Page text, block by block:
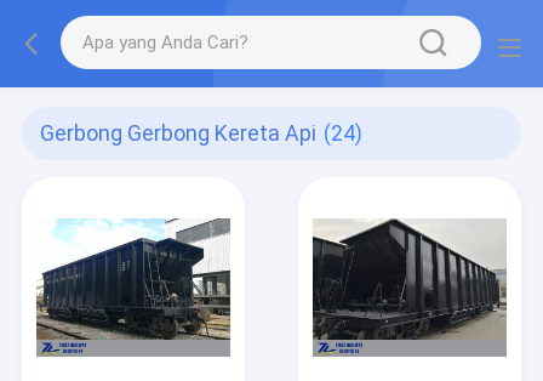
Gerbong Gerbong Kereta Api (24)